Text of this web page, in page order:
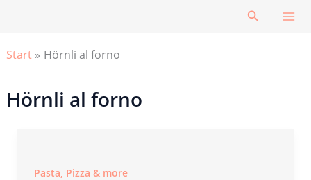
Suchen
Start Hörnli al forno
Hörnli al forno
Pasta, Pizza & more